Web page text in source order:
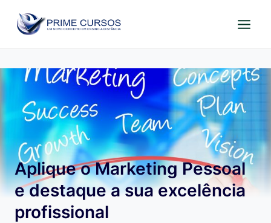
para
Aplique o Marketing Pessoal
e destaque a sua excelência
profissional